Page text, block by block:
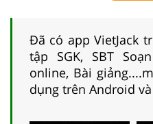
Đã có app VietJack
tập SGK, SBT
online, Bài
dụng trên Android và